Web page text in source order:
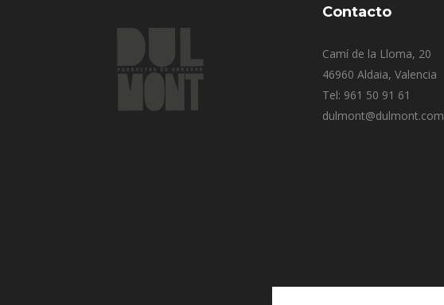
Contacto
Camí de la Lloma, 20
46960 Aldaia, Valencia
Tel: 961 50 91 61
dulmont@dulmont.com